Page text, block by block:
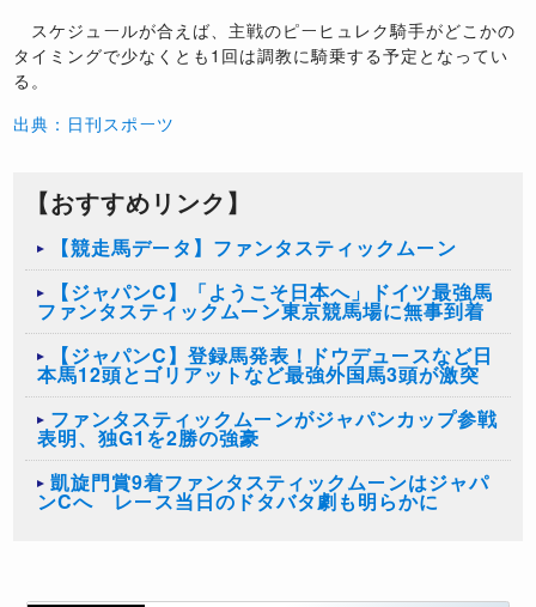
スケジュールが合えば、主戦のピーヒュレク騎手がどこかの
タイミングで少なくとも1回は調教に騎乗する予定となってい
る。
出典：日刊スポーツ
【おすすめリンク】
【競走馬データ】ファンタスティックムーン
【ジャパンC】「ようこそ日本へ」ドイツ最強馬
ファンタスティックムーン東京競馬場に無事到着
【ジャパンC】登録馬発表！ドウデュースなど日
本馬12頭とゴリアットなど最強外国馬3頭が激突
ファンタスティックムーンがジャパンカップ参戦
表明、独G1を2勝の強豪
凱旋門賞9着ファンタスティックムーンはジャパ
ンCへ レース当日のドタバタ劇も明らかに